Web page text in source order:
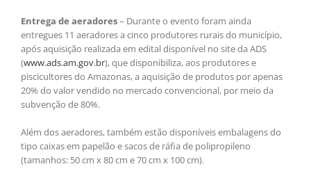
Entrega de aeradores– Durante o evento foram ainda
entregues 11 aeradores a cinco produtores rurais do município,
após aquisição realizada em edital disponível no site da ADS
(www.ads.am.gov.br), que disponibiliza, aos produtores e
piscicultores do Amazonas, a aquisição de produtos por apenas
20% do valor vendido no mercado convencional, por meio da
subvenção de 80%.
Além dos aeradores, também estão disponíveis embalagens do
tipo caixas em papelão e sacos de ráfia de polipropileno
(tamanhos: 50 cm x 80 cm e 70 cm x 100 cm).